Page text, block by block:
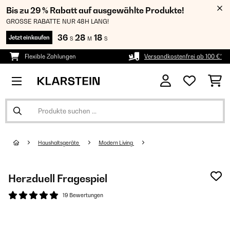
Bis zu 29 % Rabatt auf ausgewählte Produkte!
GROSSE RABATTE NUR 48H LANG!
Jetzt einkaufen 36 S 28 M 18 S
Flexible Zahlungen Versandkostenfrei ab 100 €*
Haushaltsgeräte Modern Living
Herzduell Fragespiel
19 Bewertungen